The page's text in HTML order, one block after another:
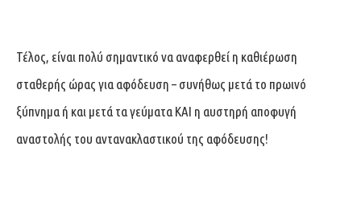
Τέλος, είναι πολύ σημαντικό να αναφερθεί η καθιέρωση
σταθερής ώρας για αφόδευση – συνήθως μετά το πρωινό
ξύπνημα ή και μετά τα γεύματα ΚΑΙ η αυστηρή αποφυγή
αναστολής του αντανακλαστικού της αφόδευσης!